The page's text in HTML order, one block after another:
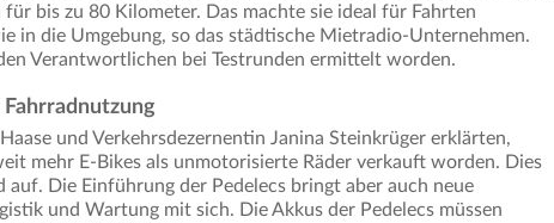
bis zu 80 Kilometer. Das machte sie ideal für Fahrten
in die Umgebung, so das städtische Mietradio-Unternehmen.
Verantwortlichen bei Testrunden ermittelt worden.
und Verkehrsdezernentin Janina Steinkrüger erklärten,
mehr E-Bikes als unmotorisierte Räder verkauft worden. Dies
auf. Die Einführung der Pedelecs bringt aber auch neue
und Wartung mit sich. Die Akkus der Pedelecs müssen